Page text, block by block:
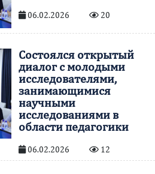
06.02.2026 20
Состоялся открытый
диалог с молодыми
исследователями,
занимающимися
научными
исследованиями в
области педагогики
06.02.2026 12